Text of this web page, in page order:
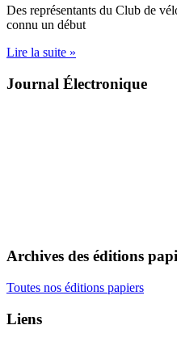
Des représentants du Club de
connu un début
Lire la suite »
Journal Électronique
Archives des éditions
Toutes nos éditions papiers
Liens